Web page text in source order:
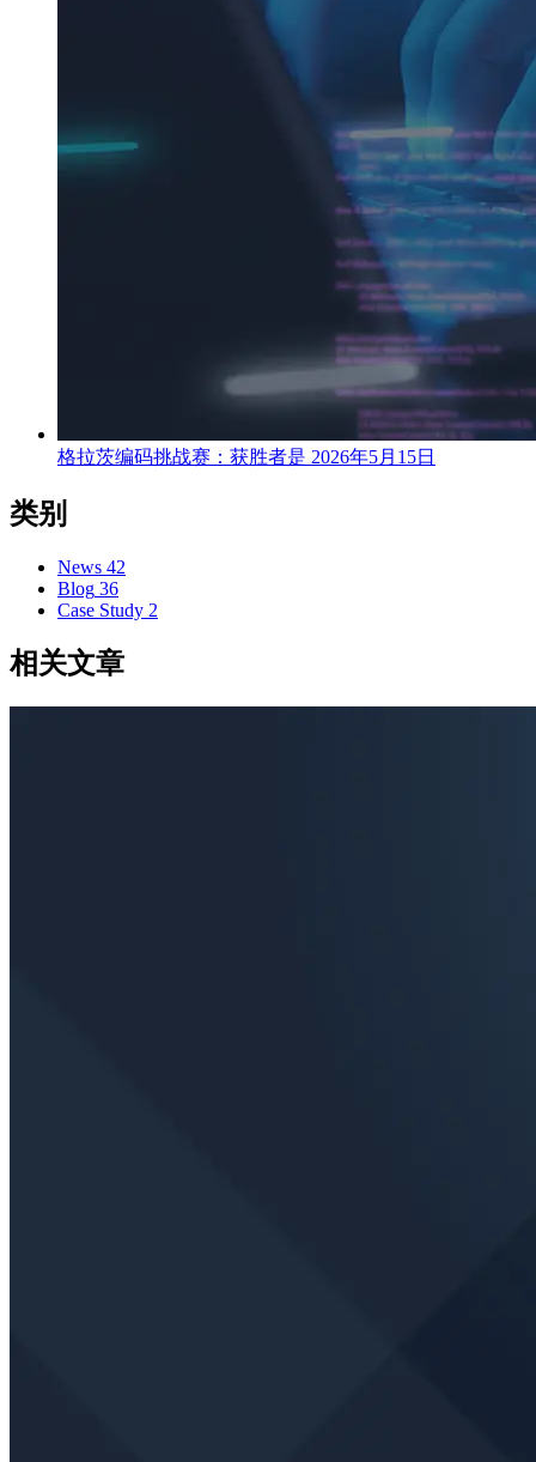
格拉茨编码挑战赛：获胜者是 2026年5月15日
类别
News 42
Blog 36
Case Study 2
相关文章